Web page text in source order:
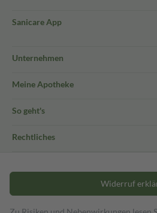
Sanicare App
Unternehmen
Meine Apotheke
So geht's
Rechtliches
Widerruf